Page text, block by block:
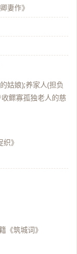
妻作》
姑娘);养家人(担负
鳏寡孤独老人的慈
织》
《筑城词》